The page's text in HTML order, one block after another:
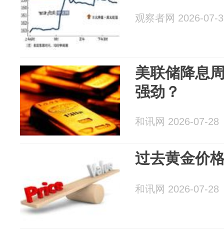
观察者网 2026-07-
美联储降息
强劲？
和讯网 2026-07-28
过去黄金价
和讯网 2026-07-28